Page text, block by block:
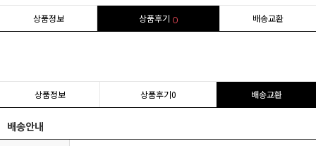
상품정보 상품후기 0 배송교환
상품정보 상품후기0 배송교환
배송안내